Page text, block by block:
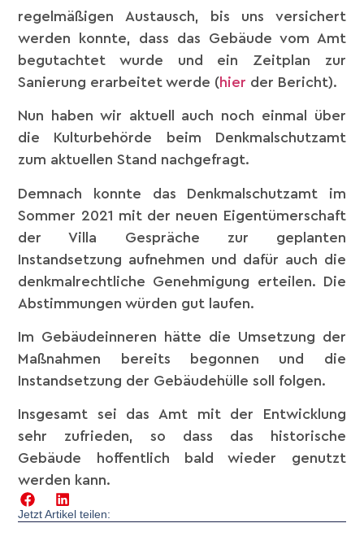
regelmäßigen Austausch, bis uns versichert
werden konnte, dass das Gebäude vom Amt
begutachtet wurde und ein Zeitplan zur
Sanierung erarbeitet werde (hier der Bericht).
Nun haben wir aktuell auch noch einmal über
die Kulturbehörde beim Denkmalschutzamt
zum aktuellen Stand nachgefragt.
Demnach konnte das Denkmalschutzamt im
Sommer 2021 mit der neuen Eigentümerschaft
der Villa Gespräche zur geplanten
Instandsetzung aufnehmen und dafür auch die
denkmalrechtliche Genehmigung erteilen. Die
Abstimmungen würden gut laufen.
Im Gebäudeinneren hätte die Umsetzung der
Maßnahmen bereits begonnen und die
Instandsetzung der Gebäudehülle soll folgen.
Insgesamt sei das Amt mit der Entwicklung
sehr zufrieden, so dass das historische
Gebäude hoffentlich bald wieder genutzt
werden kann.
Jetzt Artikel teilen: